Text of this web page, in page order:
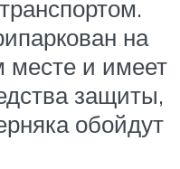
на
и имеет
защиты,
обойдут